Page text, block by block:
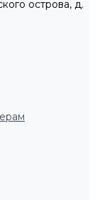
острова, д.